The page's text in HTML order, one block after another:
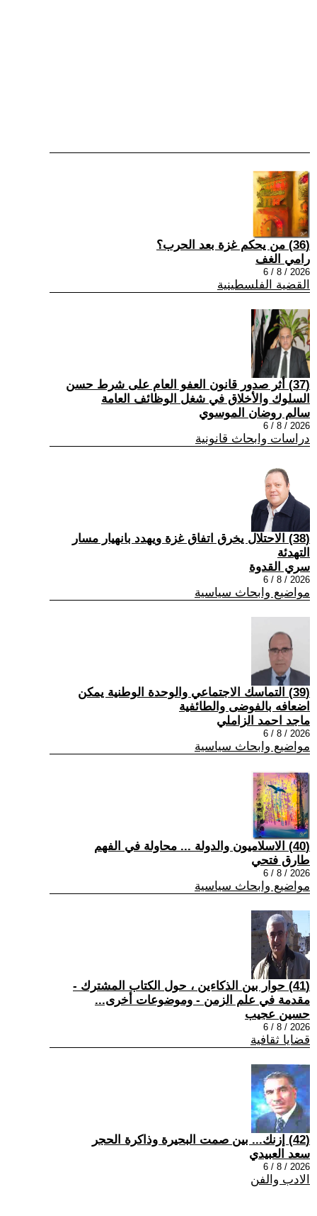
(36) من يحكم غزة بعد الحرب؟
رامي الغف
2026 / 8 / 6
القضية الفلسطينية
(37) أثر صدور قانون العفو العام على شرط حسن
السلوك والأخلاق في شغل الوظائف العامة
سالم روضان الموسوي
2026 / 8 / 6
دراسات وابحاث قانونية
(38) الاحتلال يخرق اتفاق غزة ويهدد بانهيار مسار
التهدئة
سري القدوة
2026 / 8 / 6
مواضيع وابحاث سياسية
(39) التماسك الاجتماعي والوحدة الوطنية يمكن
اضعافه بالفوضى والطائفية
ماجد احمد الزاملي
2026 / 8 / 6
مواضيع وابحاث سياسية
(40) الاسلاميون والدولة ... محاولة في الفهم
طارق فتحي
2026 / 8 / 6
مواضيع وابحاث سياسية
(41) حوار بين الذكاءين ، حول الكتاب المشترك -
مقدمة في علم الزمن - وموضوعات أخرى...
حسين عجيب
2026 / 8 / 6
قضايا ثقافية
(42) إزنك... بين صمت البحيرة وذاكرة الحجر
سعد العبيدي
2026 / 8 / 6
الادب والفن